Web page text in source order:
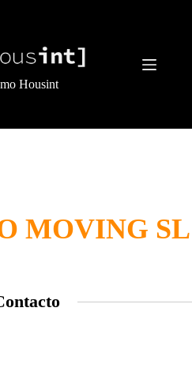
Housint
MOVING SL